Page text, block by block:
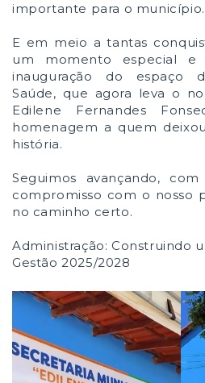
importante para o município.
E em meio a tantas
um momento especial
inauguração do espaço
Saúde, que agora leva o
Edilene Fernandes
homenagem a quem
história.
Seguimos avançando,
compromisso com o nosso
no caminho certo.
Administração: Construindo
Gestão 2025/2028